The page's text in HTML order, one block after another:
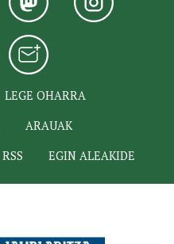
LEGE OHARRA
ARAUAK
RSS EGIN ALEAKIDE